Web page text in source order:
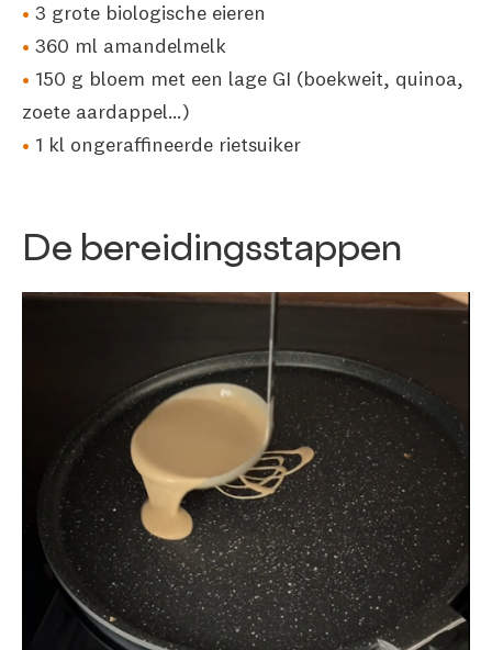
3 grote biologische eieren
360 ml amandelmelk
150 g bloem met een lage GI (boekweit, quinoa,
zoete aardappel…)
1 kl ongeraffineerde rietsuiker
De bereidingsstappen